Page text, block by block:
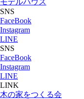
SNS
FaceBook
Instagram
LINE
SNS
FaceBook
Instagram
LINE
LINK
木の家をつくる会